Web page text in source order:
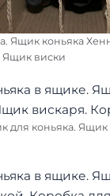
Ящик коньяка
Ящик виски
для коньяка. Ящик